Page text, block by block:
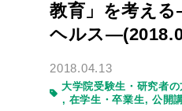
教育」を考え
ヘルス
2018.04.13
大学院受験生・研究者の
在学生・卒業生
公開